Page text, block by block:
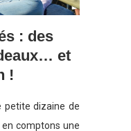
: des
et
!
petite dizaine de
comptons une